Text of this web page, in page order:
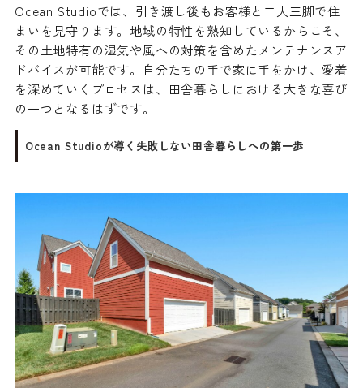
Ocean Studioでは、引き渡し後もお客様と二人三脚で住
まいを見守ります。地域の特性を熟知しているからこそ、
その土地特有の湿気や風への対策を含めたメンテナンスア
ドバイスが可能です。自分たちの手で家に手をかけ、愛着
を深めていくプロセスは、田舎暮らしにおける大きな喜び
の一つとなるはずです。
Ocean Studioが導く失敗しない田舎暮らしへの第一歩